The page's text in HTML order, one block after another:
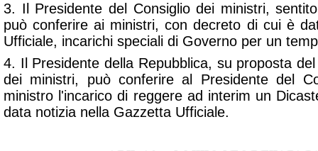
3. Il Presidente del Consiglio dei ministri,
può conferire ai ministri, con decreto di cui è
Ufficiale, incarichi speciali di Governo per un
4. Il Presidente della Repubblica, su proposta
dei ministri, può conferire al Presidente del
ministro l'incarico di reggere ad interim un
data notizia nella Gazzetta Ufficiale.